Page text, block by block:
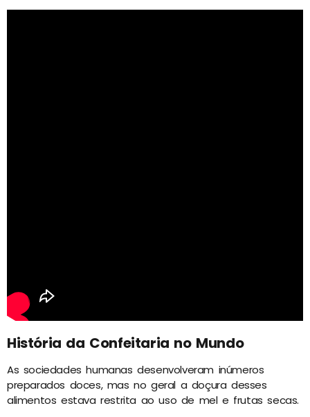
História da Confeitaria no Mundo
As sociedades humanas desenvolveram inúmeros
preparados doces, mas no geral a doçura desses
alimentos estava restrita ao uso de mel e frutas secas.